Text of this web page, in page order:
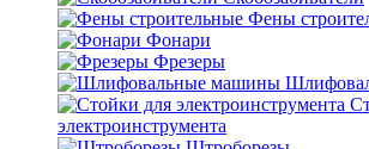
Фены
Фонари
Фрезеры
электроинструмента